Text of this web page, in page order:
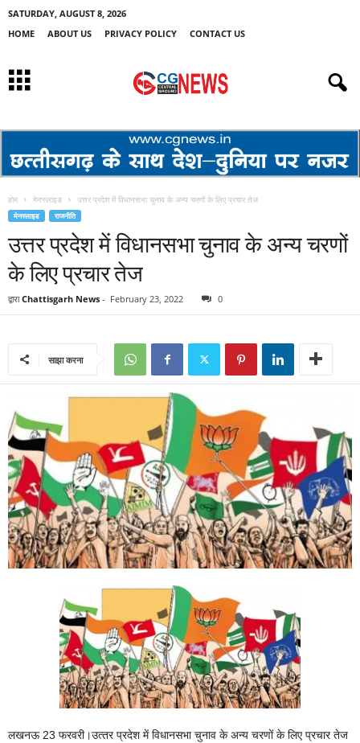
SATURDAY, AUGUST 8, 2026
HOME
ABOUT US PRIVACY POLICY CONTACT US
होम मेनस्लाइड उत्तर प्रदेश में विधानसभा चुनाव के अन्य चरणों के लिए प्रचार तेज
मेनस्लाइड राजनीति
उत्तर प्रदेश में विधानसभा चुनाव के अन्य चरणों
के लिए प्रचार तेज
द्वारा Chattisgarh News - February 23, 2022 0
साझा करना
लखनऊ 23 फरवरी।उत्‍तर प्रदेश में विधानसभा चुनाव के अन्‍य चरणों के लिए प्रचार तेज